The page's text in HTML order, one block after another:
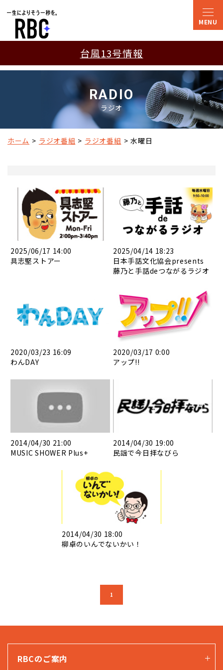
台風13号情報
RADIO
ラジオ
ホーム ラジオ番組 ラジオ番組 水曜日
2025/06/17 14:00
具志堅ストアー
2025/04/14 18:23
日本手話文化協会presents
藤乃と手話deつながるラジオ
2020/03/23 16:09
わんDAY
2020/03/17 0:00
アップ!!
2014/04/30 21:00
MUSIC SHOWER Plus+
2014/04/30 19:00
民謡で今日拝なびら
2014/04/30 18:00
柳卓のいんでないかい！
1
RBCのご案内